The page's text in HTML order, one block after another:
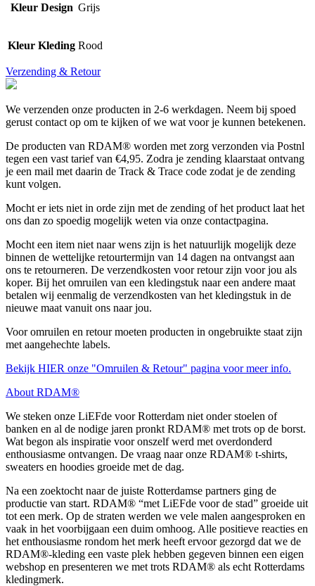
Kleur Design Grijs
Kleur Kleding Rood
Verzending & Retour
We verzenden onze producten in 2-6 werkdagen. Neem bij spoed
gerust contact op om te kijken of we wat voor je kunnen betekenen.
De producten van RDAM® worden met zorg verzonden via Postnl
tegen een vast tarief van €4,95. Zodra je zending klaarstaat ontvang
je een mail met daarin de Track & Trace code zodat je de zending
kunt volgen.
Mocht er iets niet in orde zijn met de zending of het product laat het
ons dan zo spoedig mogelijk weten via onze contactpagina.
Mocht een item niet naar wens zijn is het natuurlijk mogelijk deze
binnen de wettelijke retourtermijn van 14 dagen na ontvangst aan
ons te retourneren. De verzendkosten voor retour zijn voor jou als
koper. Bij het omruilen van een kledingstuk naar een andere maat
betalen wij eenmalig de verzendkosten van het kledingstuk in de
nieuwe maat vanuit ons naar jou.
Voor omruilen en retour moeten producten in ongebruikte staat zijn
met aangehechte labels.
Bekijk HIER onze "Omruilen & Retour" pagina voor meer info.
About RDAM®
We steken onze LiEFde voor Rotterdam niet onder stoelen of
banken en al de nodige jaren pronkt RDAM® met trots op de borst.
Wat begon als inspiratie voor onszelf werd met overdonderd
enthousiasme ontvangen. De vraag naar onze RDAM® t-shirts,
sweaters en hoodies groeide met de dag.
Na een zoektocht naar de juiste Rotterdamse partners ging de
productie van start. RDAM® “met LiEFde voor de stad” groeide uit
tot een merk. Op de straten werden we vele malen aangesproken en
vaak in het voorbijgaan een duim omhoog. Alle positieve reacties en
het enthousiasme rondom het merk heeft ervoor gezorgd dat we de
RDAM®-kleding een vaste plek hebben gegeven binnen een eigen
webshop en presenteren we met trots RDAM® als echt Rotterdams
kledingmerk.